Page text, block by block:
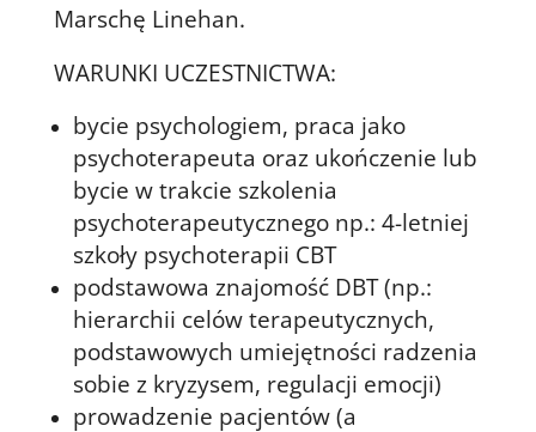
Marschę Linehan.
WARUNKI UCZESTNICTWA:
bycie psychologiem, praca jako
psychoterapeuta oraz ukończenie lub
bycie w trakcie szkolenia
psychoterapeutycznego np.: 4-letniej
szkoły psychoterapii CBT
podstawowa znajomość DBT (np.:
hierarchii celów terapeutycznych,
podstawowych umiejętności radzenia
sobie z kryzysem, regulacji emocji)
prowadzenie pacjentów (a